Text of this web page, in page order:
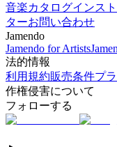
音楽カタログインス
ターお問い合わせ
Jamendo
Jamendo for Artists
法的情報
利用規約販売条件プ
作権侵害について
フォローする